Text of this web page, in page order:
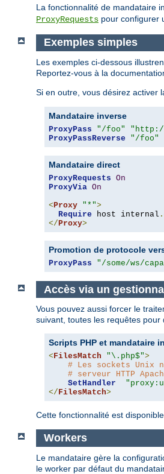
La fonctionnalité de mandataire
ProxyRequests pour configurer
Exemples simples
Les exemples ci-dessous
Reportez-vous à la
Si en outre, vous désirez activer
Mandataire inverse
ProxyPass "/foo"
"http://
ProxyPassReverse
"/foo"
Mandataire direct
ProxyRequests On
ProxyVia On
< Proxy "*">
Require host internal .
</ Proxy>
Promotion de protocole
ProxyPass "/some/ws/
Accès via un
Vous pouvez aussi forcer le
suivant, toutes les requêtes
Scripts PHP et mandataire
<FilesMatch "\.php$">
# Les sockets Unix
# serveur HTTP
SetHandler
</FilesMatch>
Cette fonctionnalité est
Workers
Le mandataire gère la
le worker par défaut du